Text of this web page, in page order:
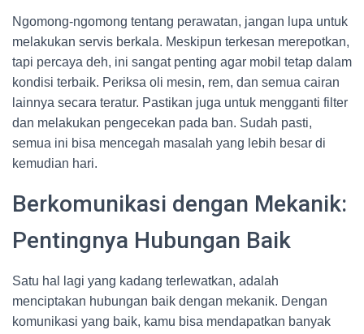
Ngomong-ngomong tentang perawatan, jangan lupa untuk
melakukan servis berkala. Meskipun terkesan merepotkan,
tapi percaya deh, ini sangat penting agar mobil tetap dalam
kondisi terbaik. Periksa oli mesin, rem, dan semua cairan
lainnya secara teratur. Pastikan juga untuk mengganti filter
dan melakukan pengecekan pada ban. Sudah pasti,
semua ini bisa mencegah masalah yang lebih besar di
kemudian hari.
Berkomunikasi dengan Mekanik:
Pentingnya Hubungan Baik
Satu hal lagi yang kadang terlewatkan, adalah
menciptakan hubungan baik dengan mekanik. Dengan
komunikasi yang baik, kamu bisa mendapatkan banyak